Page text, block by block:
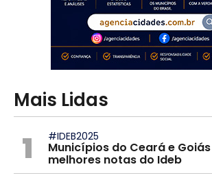
Mais Lidas
1 #IDEB2025
Municípios do Ceará e
melhores notas do Ideb